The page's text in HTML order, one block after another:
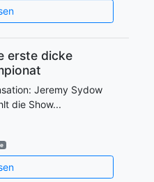
erste dicke
Jeremy Sydow
die Show...